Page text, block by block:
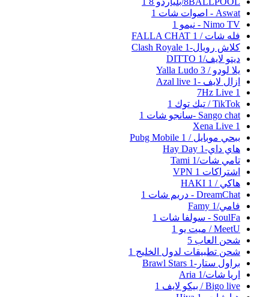
Aswat - اصوات شات
1
Nimo TV - نيمو
1
فله شات / FALLA CHAT 1
كلاش رويال-Clash Royale1
ديتو لايف/DITTO1
يلا لودو / Yalla Ludo 3
ازال لايف -Azal live1
7Hz Live 1
TikTok / تيك توك
1
Sango chat -سانجو شات
1
Xena Live 1
ببحي موبايل / Pubg Mobile 1
هاي داي-Hay Day1
تامي شات/Tami1
اشتراكات VPN 1
هاكي / HAKI 1
DreamChat - دريم شات
1
فامي/Famy1
SoulFa - سولفا شات
1
MeetU / ميت يو
1
شحن العاب 5
شحن تطبيقات لدول الخليج 1
براول ستار-Brawl Stars1
اريا شات/Aria1
Bigo live / بيكو لايف
1